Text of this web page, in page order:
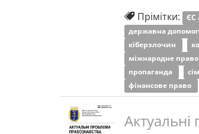
Прімітки: ЄС
державна
кіберзлочин
міжнародне право
пропаганда
фінансове право